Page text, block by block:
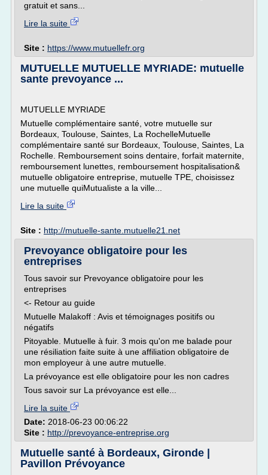
gratuit et sans...
Lire la suite
Site : https://www.mutuellefr.org
MUTUELLE MUTUELLE MYRIADE: mutuelle
sante prevoyance ...
MUTUELLE MYRIADE
Mutuelle complémentaire santé, votre mutuelle sur
Bordeaux, Toulouse, Saintes, La RochelleMutuelle
complémentaire santé sur Bordeaux, Toulouse, Saintes, La
Rochelle. Remboursement soins dentaire, forfait maternite,
remboursement lunettes, remboursement hospitalisation&
mutuelle obligatoire entreprise, mutuelle TPE, choisissez
une mutuelle quiMutualiste a la ville...
Lire la suite
Site : http://mutuelle-sante.mutuelle21.net
Prevoyance obligatoire pour les
entreprises
Tous savoir sur Prevoyance obligatoire pour les
entreprises
<- Retour au guide
Mutuelle Malakoff : Avis et témoignages positifs ou
négatifs
Pitoyable. Mutuelle à fuir. 3 mois qu'on me balade pour
une résiliation faite suite à une affiliation obligatoire de
mon employeur à une autre mutuelle.
La prévoyance est elle obligatoire pour les non cadres
Tous savoir sur La prévoyance est elle...
Lire la suite
Date: 2018-06-23 00:06:22
Site : http://prevoyance-entreprise.org
Mutuelle santé à Bordeaux, Gironde |
Pavillon Prévoyance